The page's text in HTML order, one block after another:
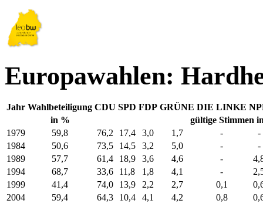
Europawahlen:
Jahr Wahlbeteiligung CDU SPD FDP GRÜNE DIE LINKE
in %
gültige Stimmen
1979
59,8 76,2 17,4 3,0 1,7 -
-
1984
50,6 73,5 14,5 3,2 5,0 -
-
1989
57,7 61,4 18,9 3,6 4,6 -
1994
68,7 33,6 11,8 1,8 4,1 -
1999
41,4 74,0 13,9 2,2 2,7 0,1
2004
59,4 64,3 10,4 4,1 4,2 0,8